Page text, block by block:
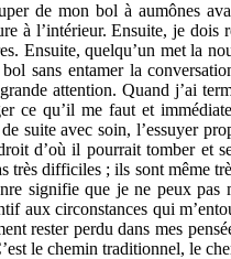
de mon bol à aumônes
à l’intérieur. Ensuite, je
Ensuite, quelqu’un met la
sans entamer la
attention. Quand j’ai
ce qu’il me faut et
suite avec soin, l’essuyer
d’où il pourrait tomber et
très difficiles ; ils sont même
signifie que je ne peux pas
aux circonstances qui
rester perdu dans mes
le chemin traditionnel, le